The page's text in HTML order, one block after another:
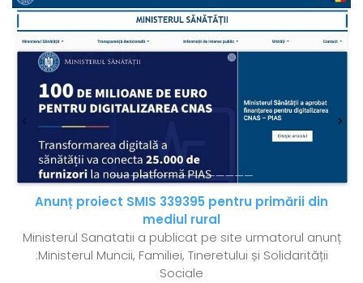
Anunț proiect SMIS 339395 pentru primării din
mediul rural
Ministerul Sanatatii a publicat pe site urmatorul anunț
:Ministerul Muncii, Familiei, Tineretului și Solidarității
Sociale